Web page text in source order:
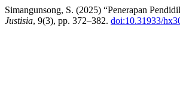
Simangunsong, S. (2025) “Penerapan
Justisia, 9(3), pp. 372–382. doi:10.31933/